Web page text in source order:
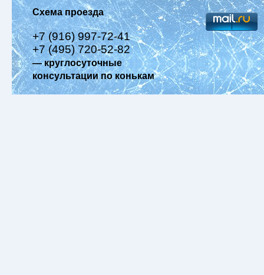
Схема проезда
+7 (916) 997-72-41
+7 (495) 720-52-82
— круглосуточные
консультации по конькам